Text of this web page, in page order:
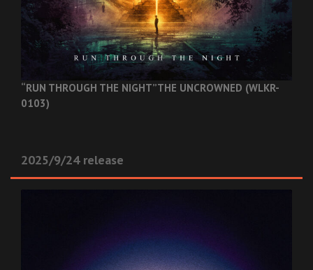
“RUN THROUGH THE NIGHT”THE UNCROWNED (WLKR-
0103)
2025/9/24 release